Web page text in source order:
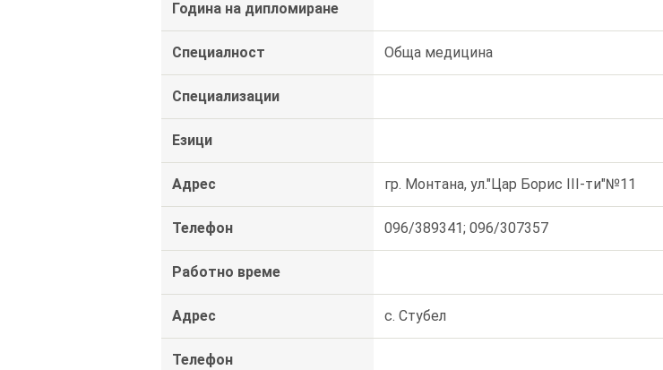
Година на дипломиране
Специалност Обща медицина
Специализации
Езици
Адрес гр. Монтана, ул."Цар Борис III-ти"№11
Телефон 096/389341; 096/307357
Работно време
Адрес с. Стубел
Телефон